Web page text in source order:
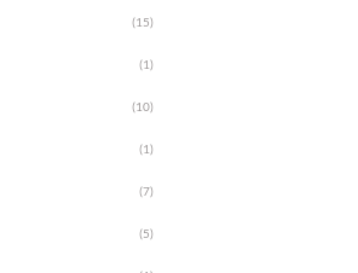
(15)
(1)
(10)
(1)
(7)
(5)